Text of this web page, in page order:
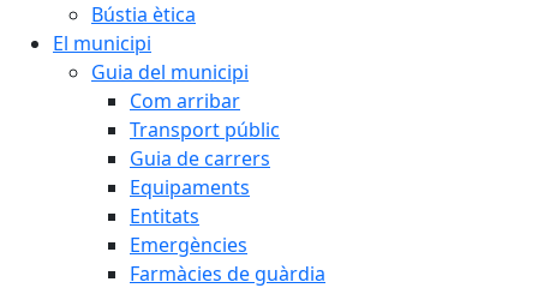
Bústia ètica
El municipi
Guia del municipi
Com arribar
Transport públic
Guia de carrers
Equipaments
Entitats
Emergències
Farmàcies de guàrdia